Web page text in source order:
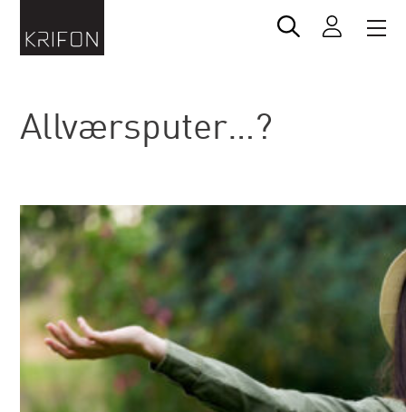
Allværsputer…?